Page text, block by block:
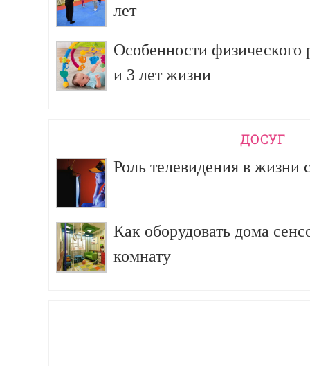
лет
Особенности физического
и 3 лет жизни
ДОСУГ
Роль телевидения в жизни
Как оборудовать дома
комнату